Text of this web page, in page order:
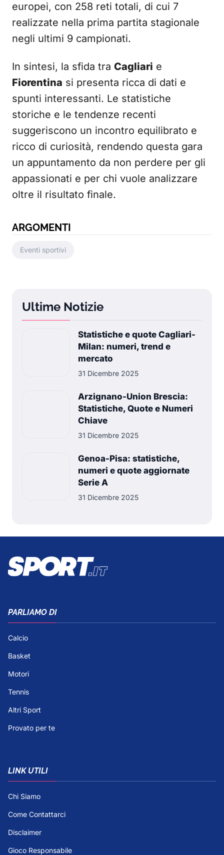
europei, con 258 reti totali, di cui 7
realizzate nella prima partita stagionale
negli ultimi 9 campionati.
In sintesi, la sfida tra Cagliari e
Fiorentina si presenta ricca di dati e
spunti interessanti. Le statistiche
storiche e le tendenze recenti
suggeriscono un incontro equilibrato e
ricco di curiosità, rendendo questa gara
un appuntamento da non perdere per gli
appassionati e per chi vuole analizzare
oltre il risultato finale.
ARGOMENTI
Eventi sportivi
Ultime Notizie
Statistiche e quote Cagliari-
Milan: numeri, trend e
mercato
31 Dicembre 2025
Arzignano-Union Brescia:
Statistiche, Quote e Numeri
Chiave
31 Dicembre 2025
Genoa-Pisa: statistiche,
numeri e quote aggiornate
Serie A
31 Dicembre 2025
PARLIAMO DI
Calcio
Basket
Motori
Tennis
Altri Sport
Provato per te
LINK UTILI
Chi Siamo
Come Contattarci
Disclaimer
Gioco Responsabile